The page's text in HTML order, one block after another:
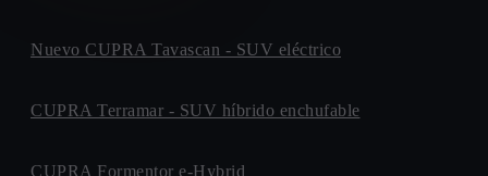
Nuevo CUPRA Tavascan - SUV eléctrico
CUPRA Terramar - SUV híbrido enchufable
CUPRA Formentor e-Hybrid